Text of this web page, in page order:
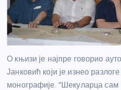
О књизи је најпре говорио
Јанковић који је изнео
монографије. “Шекуларца сам